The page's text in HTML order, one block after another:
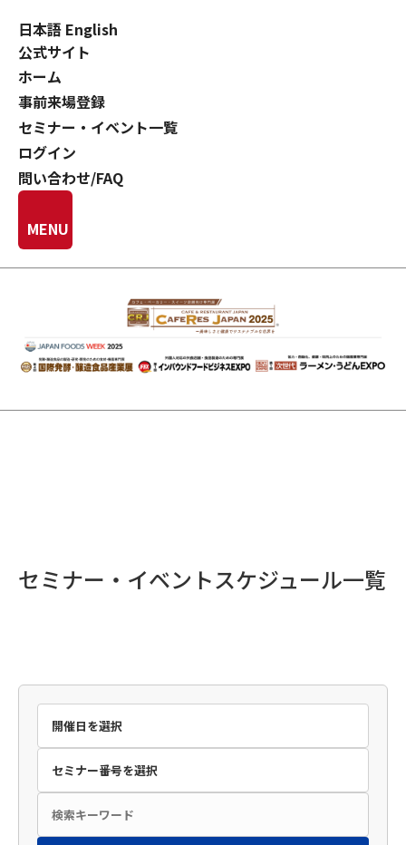
日本語 English
公式サイト
ホーム
事前来場登録
セミナー・イベント一覧
ログイン
問い合わせ/FAQ
MENU
セミナー・イベントスケジュール一覧